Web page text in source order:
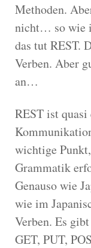
Methoden.
nicht… so wie
das tut REST.
Verben. Aber
an…
REST ist
wichtige
Grammatik
Genauso wie
wie im
Verben. Es
GET, PUT,